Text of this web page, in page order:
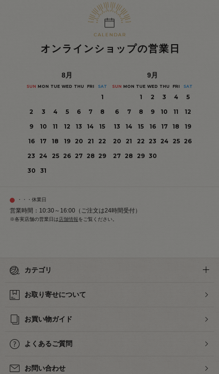
オンラインショップの営業日
8月
SUN MON TUE WED THU FRI SAT
1
2
3 4 5 6 7
8
9
10 11 12 13 14
15
16
17 18 19 20 21
22
23
24 25 26 27 28 29
30
31
9月
SUN MON TUE WED THU FRI SAT
1 2 3 4
5
6
7 8 9 10 11
12
13
14 15 16 17 18
19
20
21 22 23 24 25
26
27 28 29 30
・・・休業日
営業時間：10:30～16:00（ご注文は24時間受付）
※各実店舗の営業日は 店舗情報をご覧ください。
カテゴリ
お取り寄せについて
お買い物ガイド
よくあるご質問
お問い合わせ